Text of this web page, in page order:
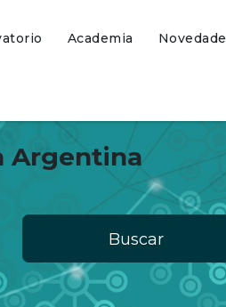
Academia
Argentina
Buscar